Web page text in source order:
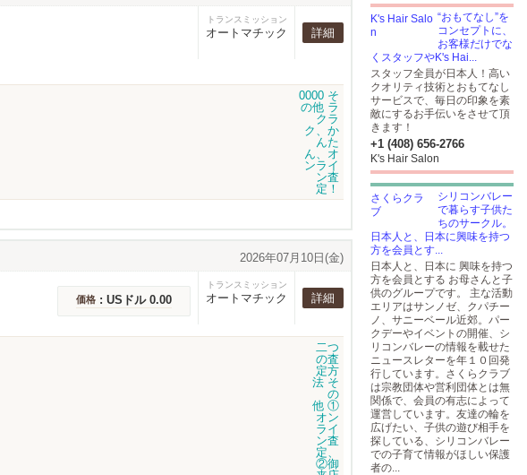
トランスミッション
オートマチック 詳細
2026年07月10日(金)
価格 : USドル 0.00
トランスミッション
オートマチック 詳細
“おもてなし”を
コンセプトに、
お客様だけでな
くスタッフやK's Hai...
スタッフ全員が日本人！高い
クオリティ技術とおもてなし
サービスで、毎日の印象を素
敵にするお手伝いをさせて頂
きます！
+1 (408) 656-2766
K's Hair Salon
シリコンバレー
で暮らす子供た
ちのサークル。
日本人と、日本に興味を持つ
方を会員とす...
日本人と、日本に 興味を持つ
方を会員とする お母さんと子
供のグループです。 主な活動
エリアはサンノゼ、クパチー
ノ、サニーベール近郊。パー
クデーやイベントの開催、シ
リコンバレーの情報を載せた
ニュースレターを年１０回発
行しています。さくらクラブ
は宗教団体や営利団体とは無
関係で、会員の有志によって
運営しています。友達の輪を
広げたい、子供の遊び相手を
探している、シリコンバレー
での子育て情報がほしい保護
者の...